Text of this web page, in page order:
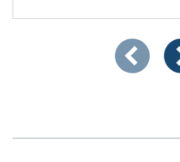
Zeigt Folie